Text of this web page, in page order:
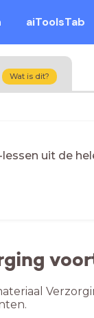
aiToolsTab
Wat is dit?
uit de